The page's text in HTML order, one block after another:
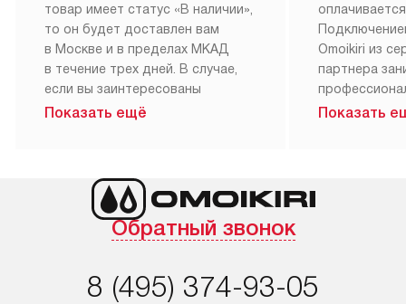
товар имеет статус «В наличии»,
то он будет доставлен вам
в Москве и в пределах МКАД
в течение трех дней. В случае,
если вы заинтересованы
в товаре, который доступен
менеджером на сайте. Товары
с особым лейблом
доставляются бесплатно
аксессуаров не предусмотрена.
Показать ещё
Omoikiri из
партнера
Наш сервис
Показать
Обратный звонок
8 (495) 374-93-05